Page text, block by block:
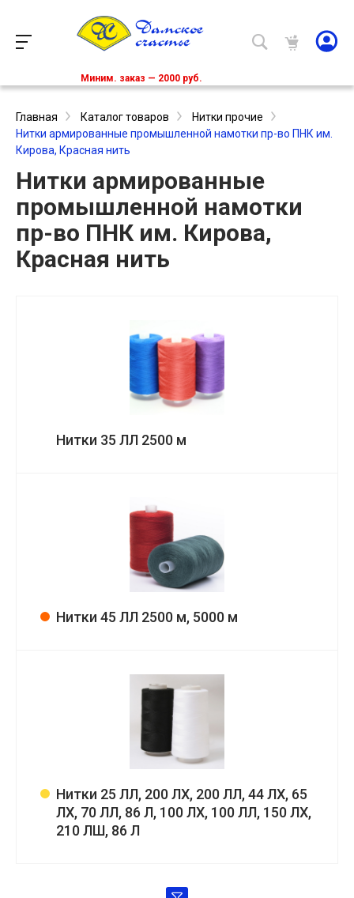
Миним. заказ — 2000 руб.
Главная Каталог товаров
Нитки прочие
Нитки армированные промышленной намотки пр-во ПНК им.
Кирова, Красная нить
Нитки армированные
промышленной намотки
пр-во ПНК им. Кирова,
Красная нить
Нитки 35 ЛЛ 2500 м
Нитки 45 ЛЛ 2500 м, 5000 м
Нитки 25 ЛЛ, 200 ЛХ, 200 ЛЛ, 44 ЛХ, 65
ЛХ, 70 ЛЛ, 86 Л, 100 ЛХ, 100 ЛЛ, 150 ЛХ,
210 ЛШ, 86 Л